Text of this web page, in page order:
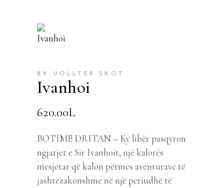
BY UOLLTER SKOT
Ivanhoi
620.00L
BOTIME DRITAN – Ky libër pasqyron
ngjarjet e Sir Ivanhoit, një kalorës
mesjetar që kalon përmes aventurave të
jashtëzakonshme në një periudhë të